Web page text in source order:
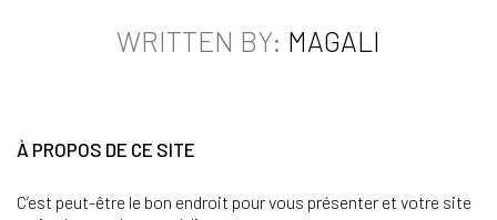
WRITTEN BY: MAGALI
À PROPOS DE CE SITE
C’est peut-être le bon endroit pour vous présenter et votre site